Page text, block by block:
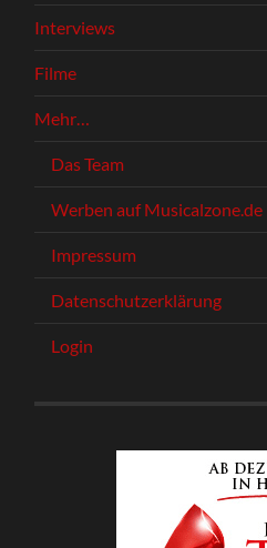
Interviews
Filme
Mehr…
Das Team
Werben auf Musicalzone.de
Impressum
Datenschutzerklärung
Login